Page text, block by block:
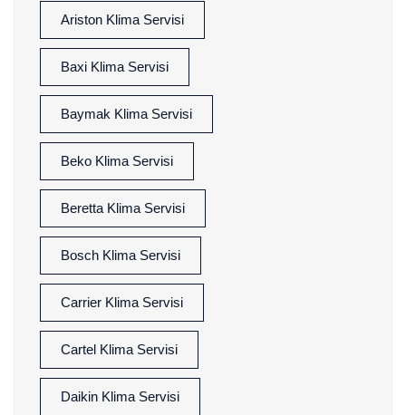
Ariston Klima Servisi
Baxi Klima Servisi
Baymak Klima Servisi
Beko Klima Servisi
Beretta Klima Servisi
Bosch Klima Servisi
Carrier Klima Servisi
Cartel Klima Servisi
Daikin Klima Servisi